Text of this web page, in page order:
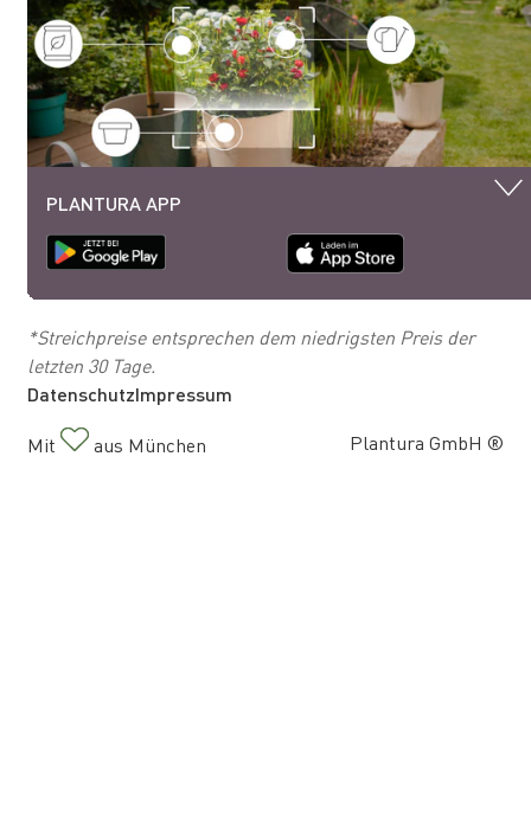
PLANTURA APP
*Streichpreise entsprechen dem niedrigsten Preis der
letzten 30 Tage.
Plantura GmbH ®
Mit aus München
DatenschutzImpressum